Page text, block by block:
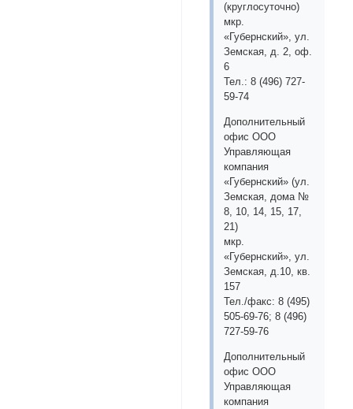
(круглосуточно)
мкр.
«Губернский», ул.
Земская, д. 2, оф.
6
Тел.: 8 (496) 727-
59-74
Дополнительный
офис ООО
Управляющая
компания
«Губернский» (ул.
Земская, дома №
8, 10, 14, 15, 17,
21)
мкр.
«Губернский», ул.
Земская, д.10, кв.
157
Тел./факс: 8 (495)
505-69-76; 8 (496)
727-59-76
Дополнительный
офис ООО
Управляющая
компания